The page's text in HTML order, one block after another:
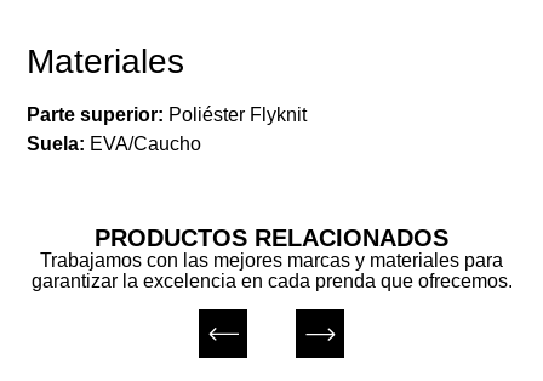
Materiales
Parte superior: Poliéster Flyknit
Suela: EVA/Caucho
PRODUCTOS RELACIONADOS
Trabajamos con las mejores marcas y materiales para
garantizar la excelencia en cada prenda que ofrecemos.